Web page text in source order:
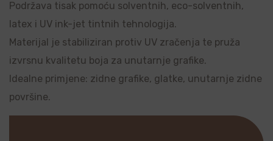
Podržava tisak pomoću solventnih, eco-solventnih,
latex i UV ink-jet tintnih tehnologija.
Materijal je stabiliziran protiv UV zračenja te pruža
izvrsnu kvalitetu boja za unutarnje grafike.
Idealne primjene: zidne grafike, glatke, unutarnje zidne
površine.